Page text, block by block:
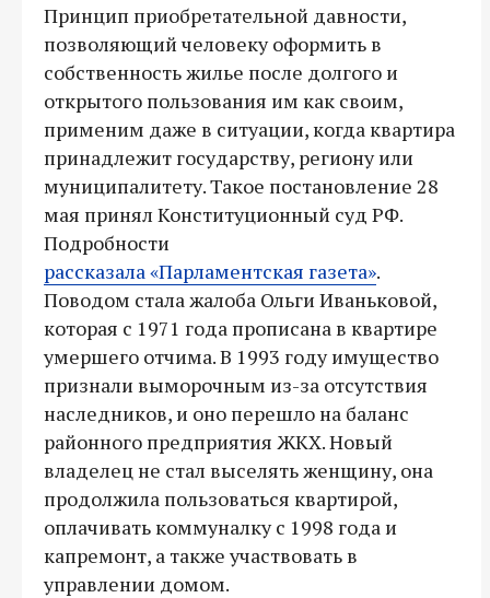
Принцип приобретательной давности,
позволяющий человеку оформить в
собственность жилье после долгого и
открытого пользования им как своим,
применим даже в ситуации, когда квартира
принадлежит государству, региону или
муниципалитету. Такое постановление 28
мая принял Конституционный суд РФ.
Подробности
рассказала «Парламентская газета».
Поводом стала жалоба Ольги Иваньковой,
которая с 1971 года прописана в квартире
умершего отчима. В 1993 году имущество
признали выморочным из-за отсутствия
наследников, и оно перешло на баланс
районного предприятия ЖКХ. Новый
владелец не стал выселять женщину, она
продолжила пользоваться квартирой,
оплачивать коммуналку с 1998 года и
капремонт, а также участвовать в
управлении домом.